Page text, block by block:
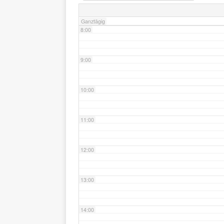
Ganztägig
8:00
9:00
10:00
11:00
12:00
13:00
14:00